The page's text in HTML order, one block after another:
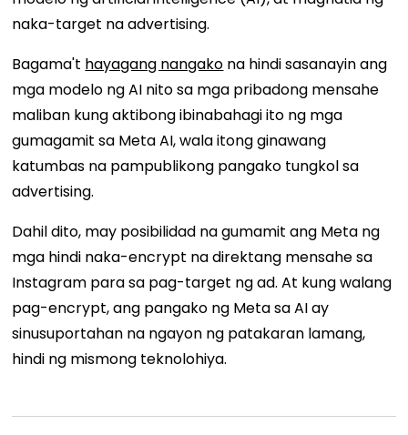
naka-target na advertising.
Bagama't hayagang nangako na hindi sasanayin ang
mga modelo ng AI nito sa mga pribadong mensahe
maliban kung aktibong ibinabahagi ito ng mga
gumagamit sa Meta AI, wala itong ginawang
katumbas na pampublikong pangako tungkol sa
advertising.
Dahil dito, may posibilidad na gumamit ang Meta ng
mga hindi naka-encrypt na direktang mensahe sa
Instagram para sa pag-target ng ad. At kung walang
pag-encrypt, ang pangako ng Meta sa AI ay
sinusuportahan na ngayon ng patakaran lamang,
hindi ng mismong teknolohiya.